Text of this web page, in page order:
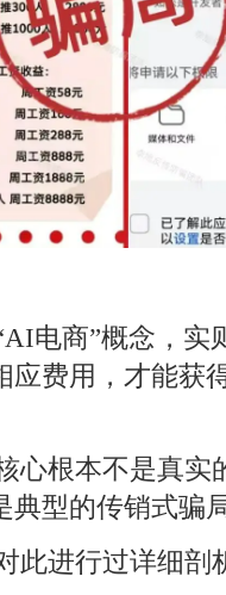
电商”概念，实
应费用，才能获
心根本不是真实
典型的传销式骗
此进行过详细剖